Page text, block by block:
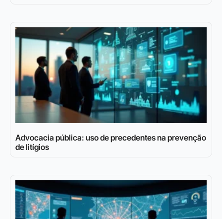
Advocacia pública: uso de precedentes na prevenção
de litígios